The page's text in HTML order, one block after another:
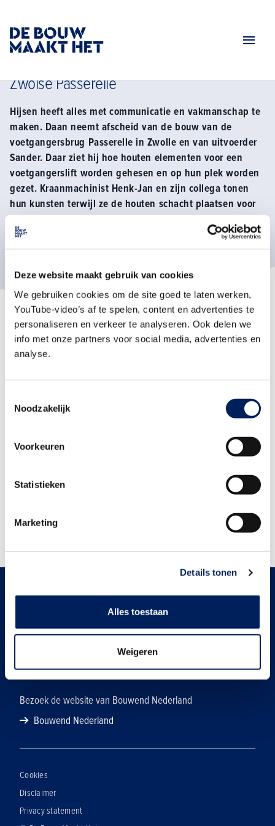
Deze website maakt gebruik van cookies
We gebruiken cookies om de site goed te laten werken,
YouTube-video’s af te spelen, content en advertenties te
personaliseren en verkeer te analyseren. Ook delen we
info met onze partners voor social media, advertenties en
analyse.
Noodzakelijk
Voorkeuren
Statistieken
Marketing
Details tonen
Alles toestaan
Weigeren
Home Tv serie seizoen 2
Zwolse Passerelle
Hijsen heeft alles met communicatie en vakmanschap te
maken. Daan neemt afscheid van de bouw van de
voetgangersbrug Passerelle in Zwolle en van uitvoerder
Sander. Daar ziet hij hoe houten elementen voor een
voetgangerslift worden gehesen en op hun plek worden
gezet. Kraanmachinist Henk-Jan en zijn collega tonen
hun kunsten terwijl ze de houten schacht plaatsen voor
een van de grootste houten bruggen van Europa.
Samenwerken en veiligheid blijven de essentiële pijlers
van de bouw.
Terug naar alle fragmenten van seizoen 2
Over ons
Nederland.
Hier vind je meer informatie
Bezoek de website van Bouwend Nederland
Bouwend Nederland
Cookies
Disclaimer
Privacy statement